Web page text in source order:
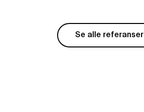
Se alle referanser